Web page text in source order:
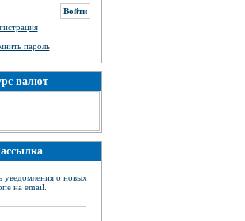
пароль
валют
уведомления о новых
на email.